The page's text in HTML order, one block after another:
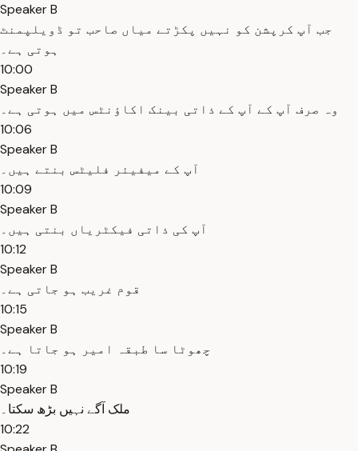
Speaker B
جب آپ کرپشن کو نہیں پکڑتے میاں صاحب تو ڈویلپمنٹ
ہوتی ہے۔
10:00
Speaker B
وہ صرف آپ کے آپ کے ذاتی بینک اکاؤنٹس میں ہوتی ہے۔
10:06
Speaker B
آپ کے میفیئر فلیٹس بنتے ہیں۔
10:09
Speaker B
آپ کی ذاتی فیکٹریاں بنتی ہیں۔
10:12
Speaker B
قوم غریب ہو جاتی ہے۔
10:15
Speaker B
چھوٹا سا طبقہ امیر ہو جاتا ہے۔
10:19
Speaker B
ملک آگے نہیں بڑھ سکتا۔
10:22